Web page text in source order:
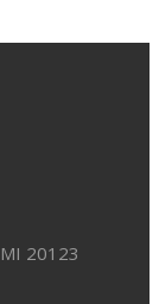
20123